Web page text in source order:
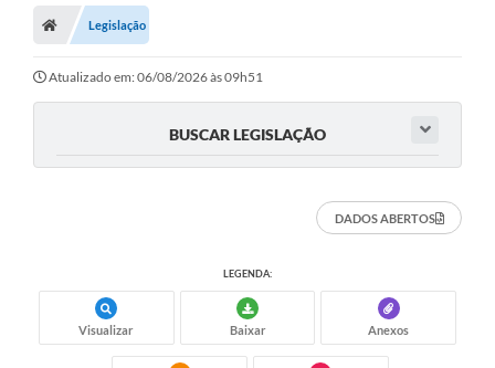
Legislação
Atualizado em: 06/08/2026 às 09h51
BUSCAR LEGISLAÇÃO
DADOS ABERTOS
LEGENDA:
Visualizar Baixar Anexos